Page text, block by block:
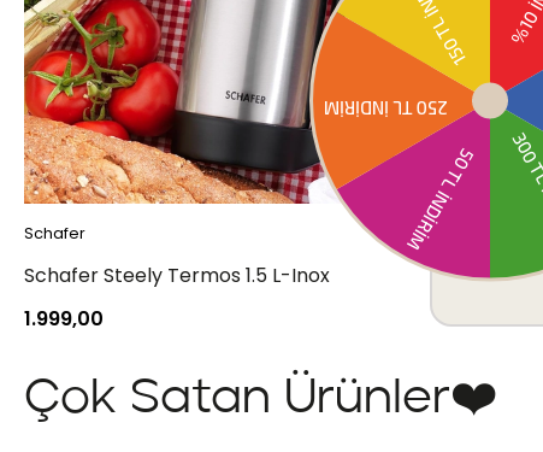
Schafer
Schafer Kitchenhouse Termos 2 L-Inox
599,00
Çok Satan Ürünler❤️